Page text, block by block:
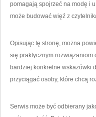
pomagają spojrzeć na modę i
może budować więź z
Opisując tę stronę, można
się praktycznym rozwiązaniom
bardziej konkretne wskazówki
przyciągać osoby, które chcą
Serwis może być odbierany